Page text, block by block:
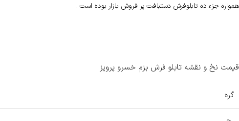
همواره جزء ده تابلوفرش دستبافت پر فروش بازار بوده است .
قیمت نخ و نقشه تابلو فرش بزم خسرو پرویز
گره